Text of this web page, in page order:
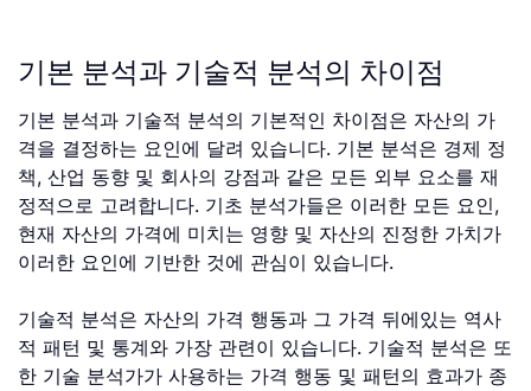
기본 분석과 기술적 분석의 차이점
기본 분석과 기술적 분석의 기본적인 차이점은 자산의 가
격을 결정하는 요인에 달려 있습니다. 기본 분석은 경제 정
책, 산업 동향 및 회사의 강점과 같은 모든 외부 요소를 재
정적으로 고려합니다. 기초 분석가들은 이러한 모든 요인,
현재 자산의 가격에 미치는 영향 및 자산의 진정한 가치가
이러한 요인에 기반한 것에 관심이 있습니다.
기술적 분석은 자산의 가격 행동과 그 가격 뒤에있는 역사
적 패턴 및 통계와 가장 관련이 있습니다. 기술적 분석은 또
한 기술 분석가가 사용하는 가격 행동 및 패턴의 효과가 종